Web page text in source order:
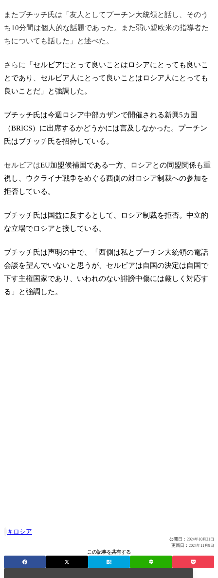
またブチッチ氏は「友人としてプーチン大統領と話し、そのう
ち10分間は個人的な話題であった。また弱い親欧米の指導者た
ちについても話した」と述べた。
さらに「 セルビアにとって良いことはロシアにとっても良いこ
とであり、セルビア人にとって良いことはロシア人にとっても
良いことだ」と強調した。
ブチッチ氏は今週ロシア中部カザンで開催される新興5カ国
（BRICS）に出席するかどうかには言及しなかった。プーチン
氏はブチッチ氏を招待している。
セルビアはEU加盟候補国である一方、
ロシアとの同盟関係も重
視し、 ウクライナ戦争をめぐる西側の対ロシア制裁への参加を
拒否している。
ブチッチ氏は国益に反するとして、ロシア制裁を拒否。中立的
な立場でロシアと接している。
ブチッチ氏は声明の中で、「西側は私とプーチン大統領の電話
会談を望んでいないと思うが、セルビアは自国の決定は自国で
下す主権国家であり、いわれのない誹謗中傷には厳しく対応す
る」と強調した。
ロシア
公開日： 2024年10月21日
更新日： 2024年11月9日
この記事を共有する